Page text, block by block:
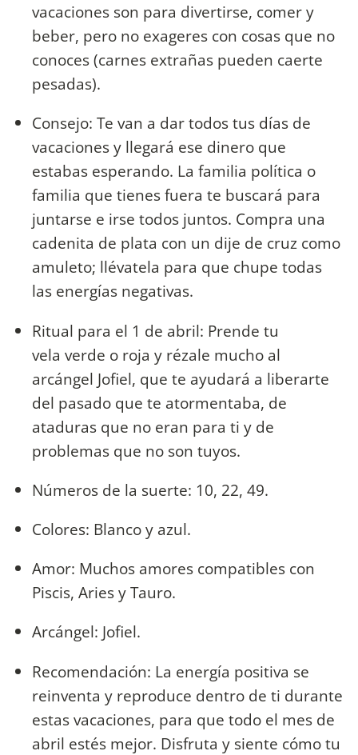
vacaciones son para divertirse, comer y
beber, pero no exageres con cosas que no
conoces (carnes extrañas pueden caerte
pesadas).
Consejo: Te van a dar todos tus días de
vacaciones y llegará ese dinero que
estabas esperando. La familia política o
familia que tienes fuera te buscará para
juntarse e irse todos juntos. Compra una
cadenita de plata con un dije de cruz como
amuleto; llévatela para que chupe todas
las energías negativas.
Ritual para el 1 de abril: Prende tu
vela verde o roja y rézale mucho al
arcángel Jofiel, que te ayudará a liberarte
del pasado que te atormentaba, de
ataduras que no eran para ti y de
problemas que no son tuyos.
Números de la suerte: 10, 22, 49.
Colores: Blanco y azul.
Amor: Muchos amores compatibles con
Piscis, Aries y Tauro.
Arcángel: Jofiel.
Recomendación: La energía positiva se
reinventa y reproduce dentro de ti durante
estas vacaciones, para que todo el mes de
abril estés mejor. Disfruta y siente cómo tu